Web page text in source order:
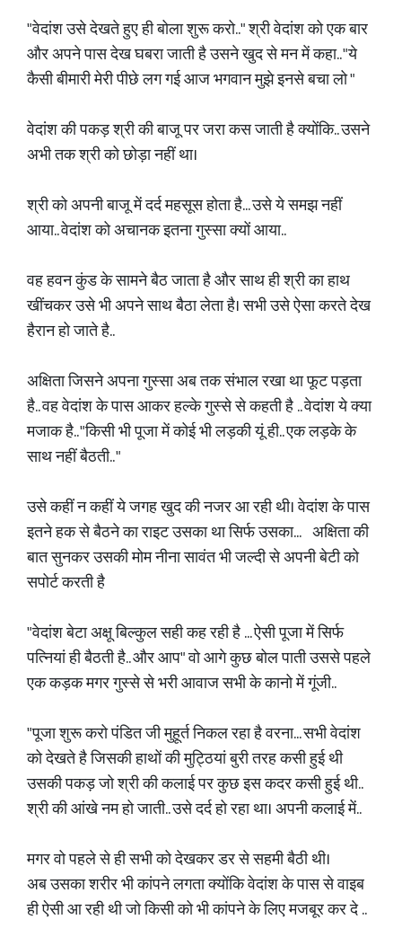
"वेदांश उसे देखते हुए ही बोला शुरू करो.." श्री वेदांश को एक बार
और अपने पास देख घबरा जाती है उसने खुद से मन में कहा.. "ये
कैसी बीमारी मेरी पीछे लग गई आज भगवान मुझे इनसे बचा लो "
वेदांश की पकड़ श्री की बाजू पर जरा कस जाती है क्योंकि.. उसने
अभी तक श्री को छोड़ा नहीं था।
श्री को अपनी बाजू में दर्द महसूस होता है... उसे ये समझ नहीं
आया.. वेदांश को अचानक इतना गुस्सा क्यों आया..
वह हवन कुंड के सामने बैठ जाता है और साथ ही श्री का हाथ
खींचकर उसे भी अपने साथ बैठा लेता है। सभी उसे ऐसा करते देख
हैरान हो जाते है..
अक्षिता जिसने अपना गुस्सा अब तक संभाल रखा था फूट पड़ता
है.. वह वेदांश के पास आकर हल्के गुस्से से कहती है .. वेदांश ये क्या
मजाक है.. "किसी भी पूजा में कोई भी लड़की यूं ही.. एक लड़के के
साथ नहीं बैठती.. "
उसे कहीं न कहीं ये जगह खुद की नजर आ रही थी। वेदांश के पास
इतने हक से बैठने का राइट उसका था सिर्फ उसका... अक्षिता की
बात सुनकर उसकी मोम नीना सावंत भी जल्दी से अपनी बेटी को
सपोर्ट करती है
"वेदांश बेटा अक्षू बिल्कुल सही कह रही है ... ऐसी पूजा में सिर्फ
पत्नियां ही बैठती है.. और आप" वो आगे कुछ बोल पाती उससे पहले
एक कड़क मगर गुस्से से भरी आवाज सभी के कानो में गूंजी..
"पूजा शुरू करो पंडित जी मुहूर्त निकल रहा है वरना... सभी वेदांश
को देखते है जिसकी हाथों की मुट्ठियां बुरी तरह कसी हुई थी
उसकी पकड़ जो श्री की कलाई पर कुछ इस कदर कसी हुई थी..
श्री की आंखे नम हो जाती.. उसे दर्द हो रहा था। अपनी कलाई में..
मगर वो पहले से ही सभी को देखकर डर से सहमी बैठी थी।
अब उसका शरीर भी कांपने लगता क्योंकि वेदांश के पास से वाइब
ही ऐसी आ रही थी जो किसी को भी कांपने के लिए मजबूर कर दे ..